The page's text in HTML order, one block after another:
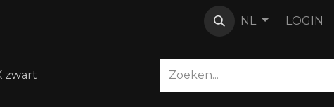
NL LOGIN
zwart